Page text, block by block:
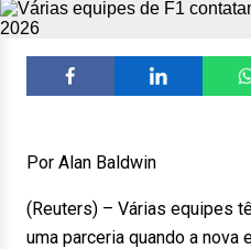
Por Alan Baldwin
(Reuters) – Várias equipes
uma parceria quando a nova